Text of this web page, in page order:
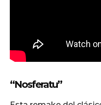
“Nosferatu”